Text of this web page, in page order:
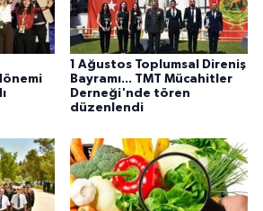
1 Ağustos Toplumsal Direniş
Bayramı... TMT Mücahitler
Derneği'nde tören
düzenlendi